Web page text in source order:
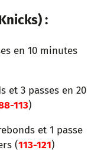
:
en 10 minutes
et 3 passes en 20
113)
et 1 passe
(113-121)